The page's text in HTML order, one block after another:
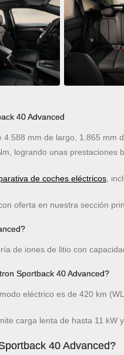
40 Advanced
4.588 mm de largo, 1.865 mm
logrando unas
de coches eléctricos,
oferta en nuestra sección
de iones de litio con
Sportback 40 Advanced?
eléctrico es de 420 km
carga lenta de hasta 11 kW
40 Advanced?